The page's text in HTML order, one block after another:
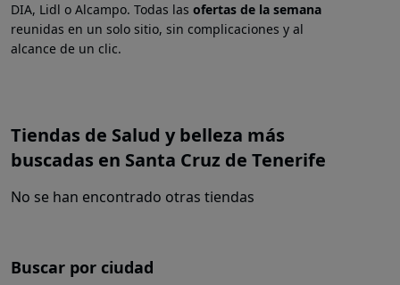
DIA, Lidl o Alcampo. Todas las ofertas de la semana
reunidas en un solo sitio, sin complicaciones y al
alcance de un clic.
Tiendas de Salud y belleza más
buscadas en Santa Cruz de Tenerife
No se han encontrado otras tiendas
Buscar por ciudad